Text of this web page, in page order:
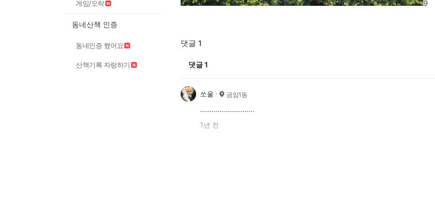
게임/오락
동네산책 인증
동네인증 했어요
산책기록 자랑하기
9
댓글 1
댓글1
쏘울 금암1동
............................
1년 전